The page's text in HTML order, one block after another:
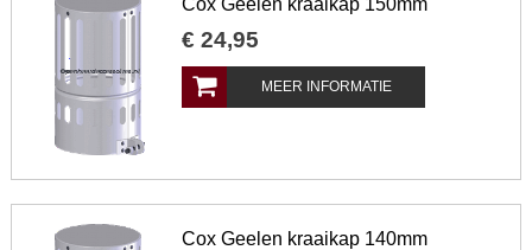
Cox Geelen kraaikap 150mm
€ 24,95
MEER INFORMATIE
Cox Geelen kraaikap 140mm